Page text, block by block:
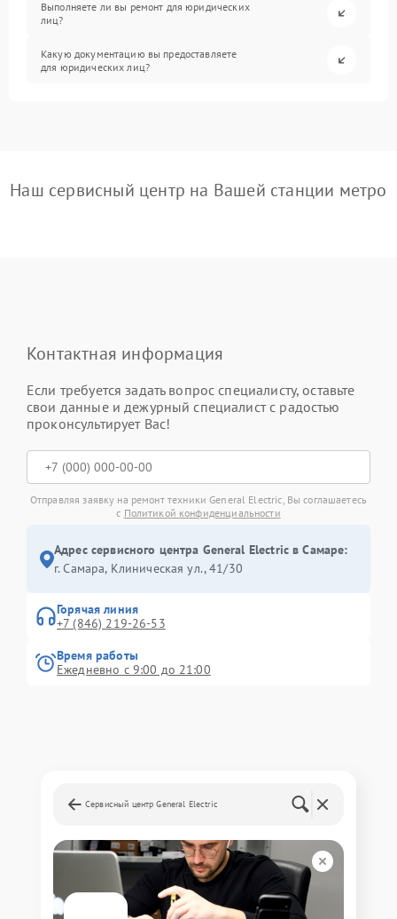
Выполняете ли вы ремонт для юридических
лиц?
Какую документацию вы предоставляете
для юридических лиц?
Наш сервисный центр на Вашей станции метро
Контактная информация
Если требуется задать вопрос специалисту, оставьте
свои данные и дежурный специалист с радостью
проконсультирует Вас!
Отправляя заявку на ремонт техники General Electric, Вы соглашаетесь
с Политикой конфиденциальности
Адрес сервисного центра General Electric в Самаре:
г. Самара, Клиническая ул., 41/30
Горячая линия
+7 (846) 219-26-53
Время работы
Ежедневно с 9:00 до 21:00
Сервисный центр General Electric